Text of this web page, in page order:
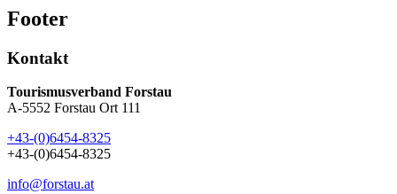
Footer
Kontakt
Tourismusverband Forstau
A-5552 Forstau Ort 111
+43-(0)6454-8325
+43-(0)6454-8325
info@forstau.at